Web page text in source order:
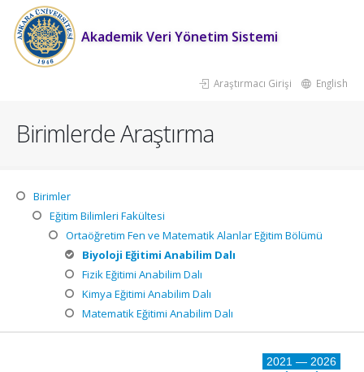
Akademik Veri Yönetim Sistemi
Araştırmacı Girişi English
Birimlerde Araştırma
Birimler
Eğitim Bilimleri Fakültesi
Ortaöğretim Fen ve Matematik Alanlar Eğitim Bölümü
Biyoloji Eğitimi Anabilim Dalı
Fizik Eğitimi Anabilim Dalı
Kimya Eğitimi Anabilim Dalı
Matematik Eğitimi Anabilim Dalı
2021 — 2026